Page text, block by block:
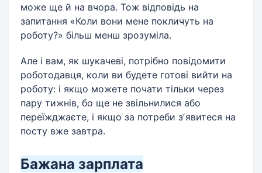
може ще й на вчора. Тож відповідь на
запитання «Коли вони мене покличуть на
роботу?» більш менш зрозуміла.
Але і вам, як шукачеві, потрібно повідомити
роботодавця, коли ви будете готові вийти на
роботу: і якщо можете почати тільки через
пару тижнів, бо ще не звільнилися або
переїжджаєте, і якщо за потреби зʼявитеся на
посту вже завтра.
Бажана зарплата